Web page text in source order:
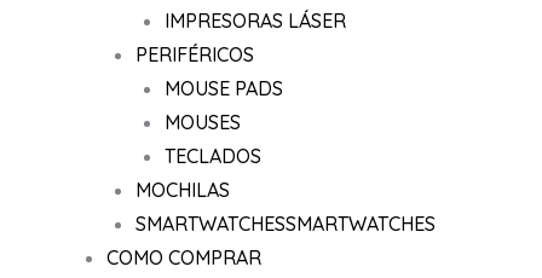
IMPRESORAS LÁSER
PERIFÉRICOS
MOUSE PADS
MOUSES
TECLADOS
MOCHILAS
SMARTWATCHESSMARTWATCHES
COMO COMPRAR